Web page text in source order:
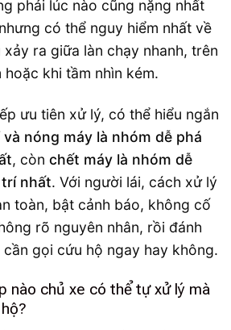
phải lúc nào cũng nặng nhất
có thể nguy hiểm nhất về
ra giữa làn chạy nhanh, trên
khi tầm nhìn kém.
ưu tiên xử lý, có thể hiểu ngắn
và nóng máy là nhóm dễ phá
, còn chết máy là nhóm dễ
nhất. Với người lái, cách xử lý
toàn, bật cảnh báo, không cố
rõ nguyên nhân, rồi đánh
cần gọi cứu hộ ngay hay không.
nào chủ xe có thể tự xử lý mà